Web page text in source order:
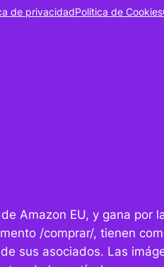
de privacidadPolítica de Cookies
Amazon EU, y gana por
/comprar/, tienen
sus asociados. Las